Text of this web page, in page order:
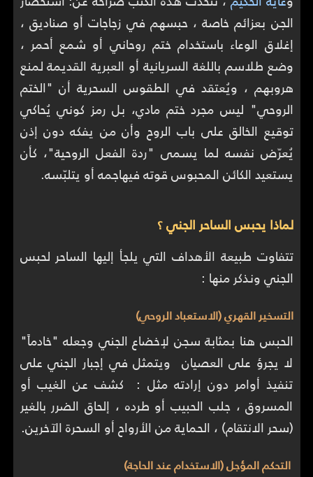
الجن بعزائم خاصة ، حبسهم في زجاجات أو صناديق ،
إغلاق الوعاء باستخدام ختم روحاني أو شمع أحمر ،
وضع طلاسم باللغة السريانية أو العبرية القديمة لمنع
هروبهم ، ويُعتقد في الطقوس السحرية أن "الختم
الروحي" ليس مجرد ختم مادي، بل رمز كوني يُحاكي
توقيع الخالق على باب الروح وأن من يفكه دون إذن
يُعرّض نفسه لما يسمى "ردة الفعل الروحية"، كأن
يستعيد الكائن المحبوس قوته فيهاجمه أو يتلبّسه.
لماذا يحبس الساحر الجني ؟
تتفاوت طبيعة الأهداف التي يلجأ إليها الساحر لحبس
الجني ونذكر منها :
التسخير القهري (الاستعباد الروحي)
الحبس هنا بمثابة سجن لإخضاع الجني وجعله "خادماً"
لا يجرؤ على العصيان ويتمثل في إجبار الجني على
تنفيذ أوامر دون إرادته مثل : كشف عن الغيب أو
المسروق ، جلب الحبيب أو طرده ، إلحاق الضرر بالغير
(سحر الانتقام) ، الحماية من الأرواح أو السحرة الآخرين.
التحكم المؤجل (الاستخدام عند الحاجة)